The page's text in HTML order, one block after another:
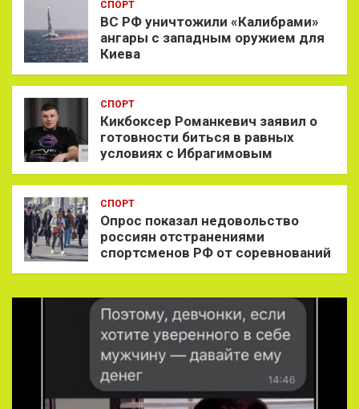
СПОРТ
ВС РФ уничтожили «Калибрами»
ангары с западным оружием для
Киева
СПОРТ
Кикбоксер Романкевич заявил о
готовности биться в равных
условиях с Ибрагимовым
СПОРТ
Опрос показал недовольство
россиян отстранениями
спортсменов РФ от соревнований